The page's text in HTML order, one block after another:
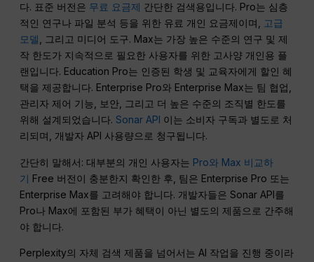
다. 표준 버전은 무료 요금제 간단한 검색용입니다. Pro는 심층
적인 연구나 파일 분석 등을 위한 유료 개인 요금제이며, 고급
모델
, 그리고 미디어 도구. Max는 가장 높은 수준의 연구 및 제
작 한도가 지속적으로 필요한 사용자를 위한 고사양 개인용 플
랜입니다. Education Pro는 인증된 학생 및 교육자에게 할인 혜
택을 제공합니다. Enterprise Pro와 Enterprise Max는 팀 협업,
관리자 제어 기능, 보안, 그리고 더 높은 수준의 조직별 한도를
위해 설계되었습니다.Sonar API 이는 소비자 구독과 별도로 처
리되며, 개발자 API 사용량으로 청구됩니다.
간단히 말해서: 대부분의 개인 사용자는 Pro와 Max 비교하
기 Free 버전이 충분한지 확인한 후, 팀은 Enterprise Pro 또는
Enterprise Max를 고려해야 합니다. 개발자들은 Sonar API를
Pro나 Max에 포함된 부가 혜택이 아닌 별도의 제품으로 간주해
야 합니다.
Perplexity의 자체 검색 제품을 넘어서는 AI 작업을 진행 중이라